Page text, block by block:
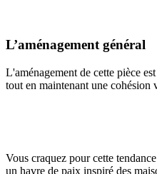
L’aménagement général
L'aménagement de cette pièce
tout en maintenant une cohésion
Vous craquez pour cette
un havre de paix inspiré des